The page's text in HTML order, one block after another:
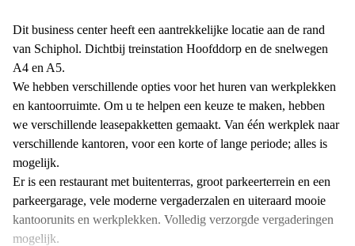
Dit business center heeft een aantrekkelijke locatie aan de rand
van Schiphol. Dichtbij treinstation Hoofddorp en de snelwegen
A4 en A5.
We hebben verschillende opties voor het huren van werkplekken
en kantoorruimte. Om u te helpen een keuze te maken, hebben
we verschillende leasepakketten gemaakt. Van één werkplek naar
verschillende kantoren, voor een korte of lange periode; alles is
mogelijk.
Er is een restaurant met buitenterras, groot parkeerterrein en een
parkeergarage, vele moderne vergaderzalen en uiteraard mooie
kantoorunits en werkplekken. Volledig verzorgde vergaderingen
mogelijk.